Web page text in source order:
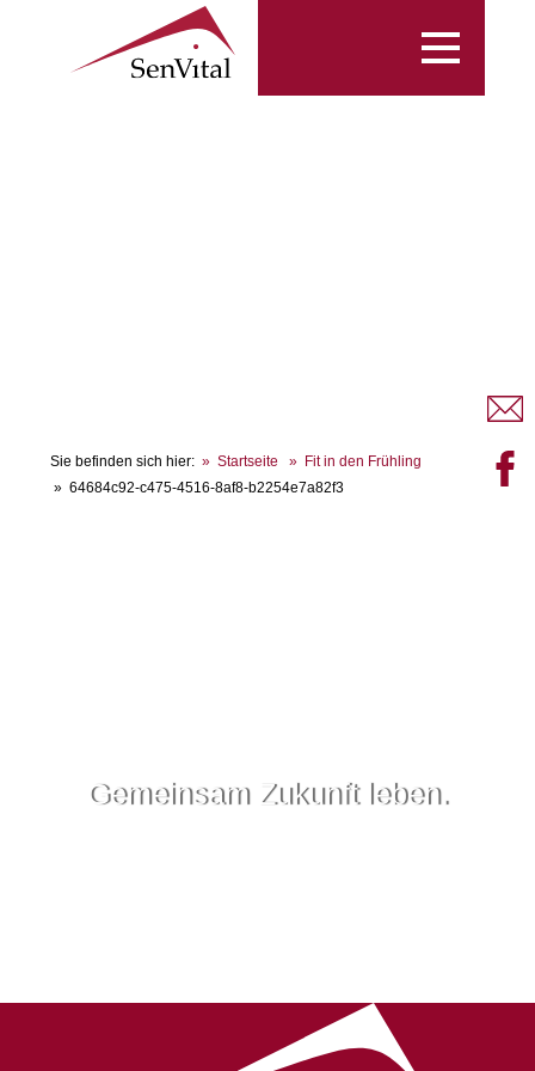
Toggle
Sie befinden sich hier: Startseite
Fit in den Frühling
64684c92-c475-4516-8af8-b2254e7a82f3
Gemeinsam Zukunft leben.